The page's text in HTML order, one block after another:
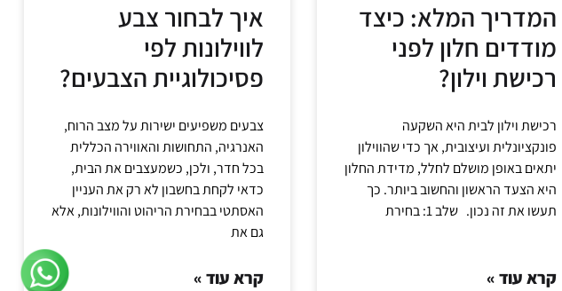
המדריך המלא: כיצד
מודדים חלון לפני
רכישת וילון?
רכישת וילון לבית היא השקעה
פונקציונלית ועיצובית, אך כדי שהווילון
יתאים באופן מושלם לחלל, מדידת החלון
היא הצעד הראשון והחשוב ביותר. כך
תעשו את זה נכון. שלב 1: בחירת
קרא עוד »
איך לבחור צבע
לווילונות לפי
פסיכולוגיית הצבעים?
צבעים משפיעים ישירות על מצב הרוח,
האנרגיה, התחושות והאווירה הכללית
בכל חדר, ולכן, כשמעצבים את הבית,
כדאי לקחת בחשבון לא רק את העניין
האסתטי בבחירת הריהוט והווילונות, אלא
גם את
קרא עוד »